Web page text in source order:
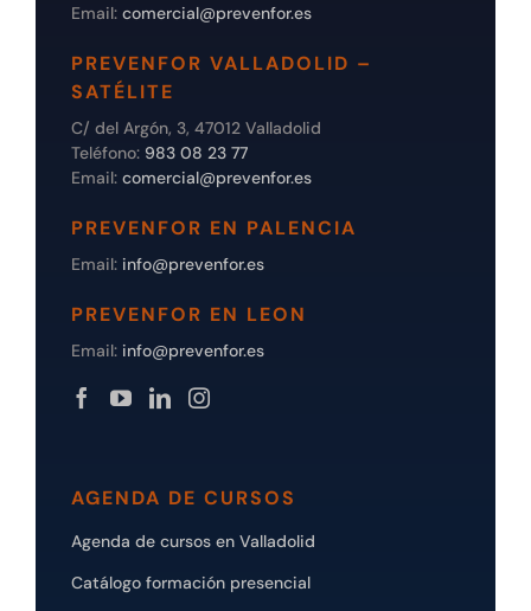
Email: comercial@prevenfor.es
PREVENFOR VALLADOLID –
SATÉLITE
C/ del Argón, 3, 47012 Valladolid
Teléfono: 983 08 23 77
Email: comercial@prevenfor.es
PREVENFOR EN PALENCIA
Email: info@prevenfor.es
PREVENFOR EN LEON
Email: info@prevenfor.es
AGENDA DE CURSOS
Agenda de cursos en Valladolid
Catálogo formación presencial